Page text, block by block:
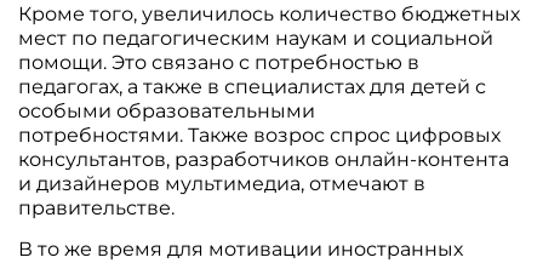
Кроме того, увеличилось количество бюджетных
мест по педагогическим наукам и социальной
помощи. Это связано с потребностью в
педагогах, а также в специалистах для детей с
особыми образовательными
потребностями. Также возрос спрос цифровых
консультантов, разработчиков онлайн-контента
и дизайнеров мультимедиа, отмечают в
правительстве.
В то же время для мотивации иностранных